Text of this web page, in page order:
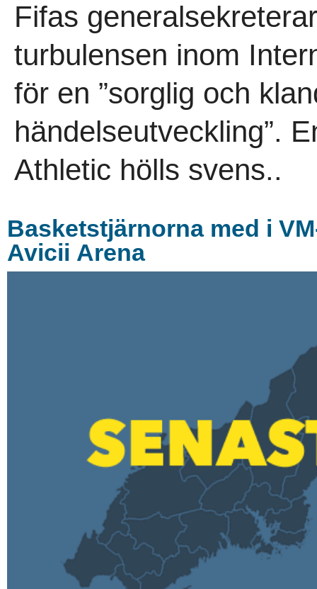
Fifas
turbulensen inom
för en ”sorglig och
händelseutveckling”.
Athletic hölls svens..
Basketstjärnorna med i
Avicii Arena